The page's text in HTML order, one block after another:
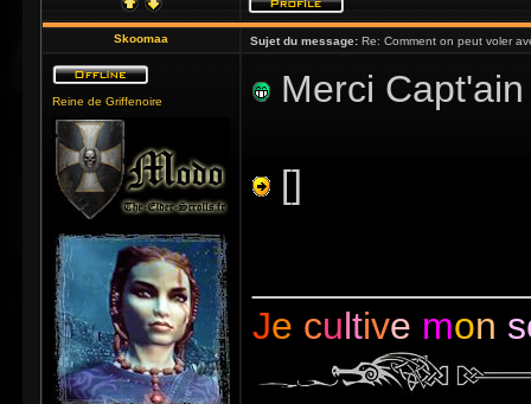
Skoomaa Sujet du message: Re: Comment on peut voler
Reine de Griffenoire Merci
[]
Je cultive mon